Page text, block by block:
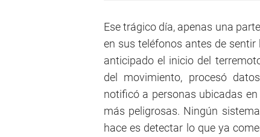
Ese trágico día, apenas una
en sus teléfonos antes de
anticipado el inicio del
del movimiento, procesó
notificó a personas ubicadas
más peligrosas. Ningún
hace es detectar lo que ya